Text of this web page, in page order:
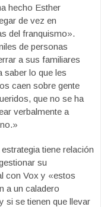
hecho Esther
de vez en
del franquismo».
de personas
a sus familiares
saber lo que les
caen sobre gente
que no se ha
verbalmente a
tiene relación
su
con Vox y «estos
a un caladero
si se tienen que llevar